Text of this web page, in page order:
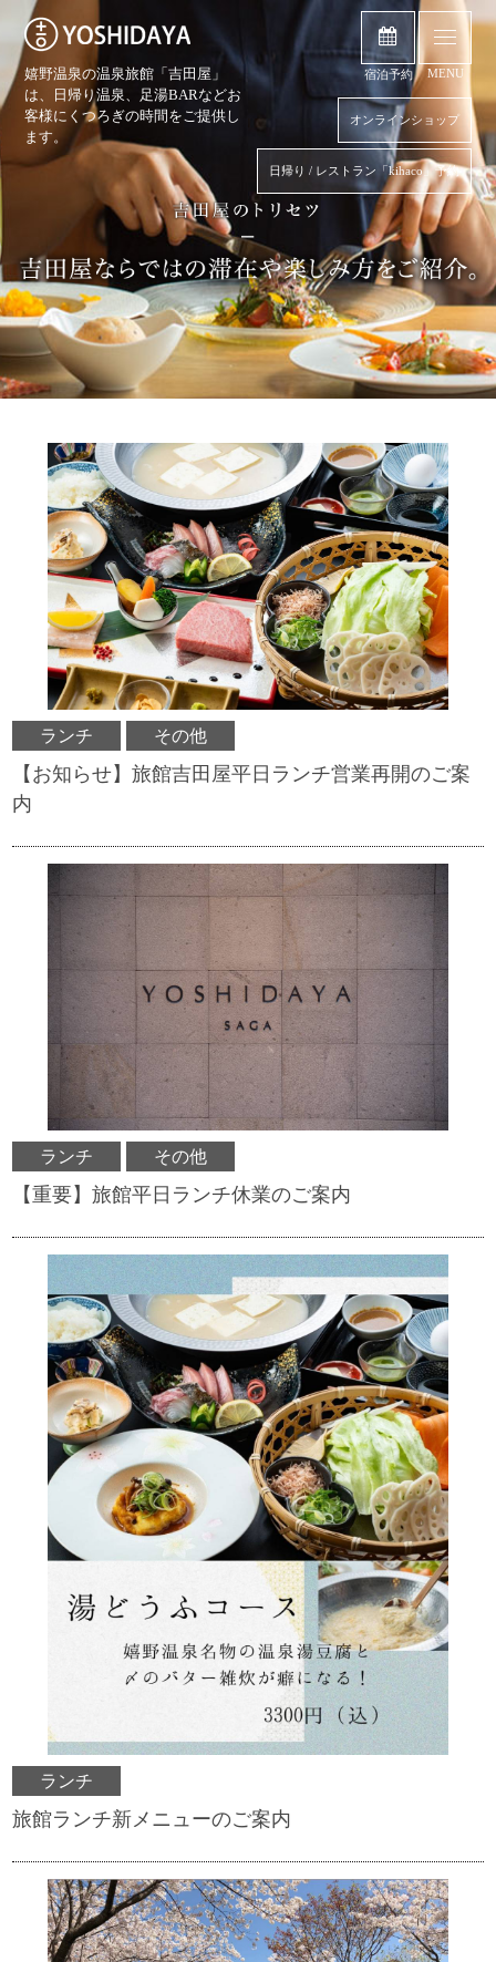
嬉野温泉の温泉旅館「吉田屋」
は、日帰り温泉、 足湯BARなどお
客様にくつろぎの時間をご提供し
ます。
オンラインショップ
日帰り / レストラン「kihaco」予約
宿泊予約 MENU
ランチ その他
【お知らせ】旅館吉田屋平日ランチ営業再開のご案
内
ランチ その他
【重要】旅館平日ランチ休業のご案内
ランチ
旅館ランチ新メニューのご案内